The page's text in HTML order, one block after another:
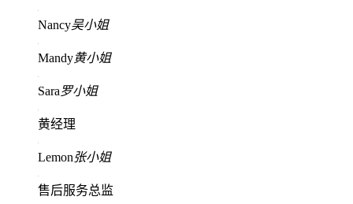
Nancy吴小姐
Mandy黄小姐
Sara罗小姐
黄经理
Lemon张小姐
售后服务总监